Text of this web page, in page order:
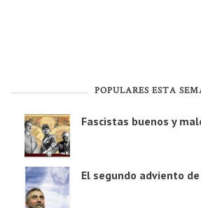
POPULARES ESTA
Fascistas buenos y
El segundo adviento